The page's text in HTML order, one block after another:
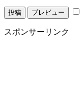
スポンサーリンク